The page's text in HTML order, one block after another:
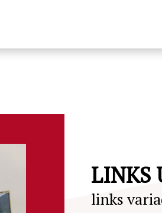
LINKS
links